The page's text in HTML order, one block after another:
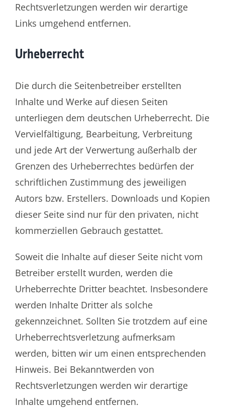
Rechtsverletzungen werden wir derartige
Links umgehend entfernen.
Urheberrecht
Die durch die Seitenbetreiber erstellten
Inhalte und Werke auf diesen Seiten
unterliegen dem deutschen Urheberrecht. Die
Vervielfältigung, Bearbeitung, Verbreitung
und jede Art der Verwertung außerhalb der
Grenzen des Urheberrechtes bedürfen der
schriftlichen Zustimmung des jeweiligen
Autors bzw. Erstellers. Downloads und Kopien
dieser Seite sind nur für den privaten, nicht
kommerziellen Gebrauch gestattet.
Soweit die Inhalte auf dieser Seite nicht vom
Betreiber erstellt wurden, werden die
Urheberrechte Dritter beachtet. Insbesondere
werden Inhalte Dritter als solche
gekennzeichnet. Sollten Sie trotzdem auf eine
Urheberrechtsverletzung aufmerksam
werden, bitten wir um einen entsprechenden
Hinweis. Bei Bekanntwerden von
Rechtsverletzungen werden wir derartige
Inhalte umgehend entfernen.